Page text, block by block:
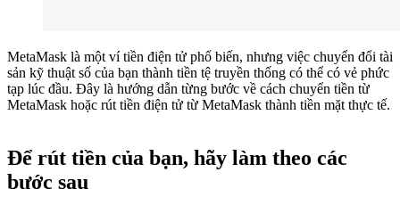
MetaMask là một ví tiền điện tử phổ biến, nhưng việc chuyển đổi tài
sản kỹ thuật số của bạn thành tiền tệ truyền thống có thể có vẻ phức
tạp lúc đầu. Đây là hướng dẫn từng bước về cách chuyển tiền từ
MetaMask hoặc rút tiền điện tử từ MetaMask thành tiền mặt thực tế.
Để rút tiền của bạn, hãy làm theo các
bước sau